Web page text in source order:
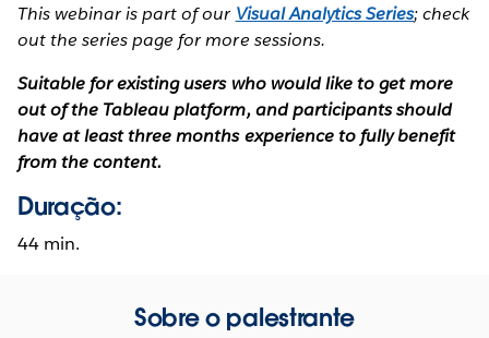
This webinar is part of our Visual Analytics Series; check
out the series page for more sessions.
Suitable for existing users who would like to get more
out of the Tableau platform, and participants should
have at least three months experience to fully benefit
from the content.
Duração:
44 min.
Sobre o palestrante